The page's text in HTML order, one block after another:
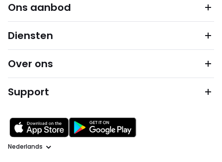
Ons aanbod
Diensten
Over ons
Support
Taal